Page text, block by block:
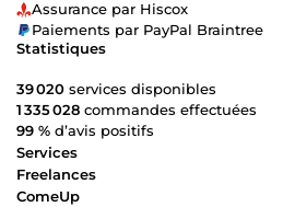
Assurance par Hiscox
Paiements par PayPal Braintree
Statistiques
39 020 services disponibles
1 335 028 commandes effectuées
99 % d’avis positifs
Services
Freelances
ComeUp